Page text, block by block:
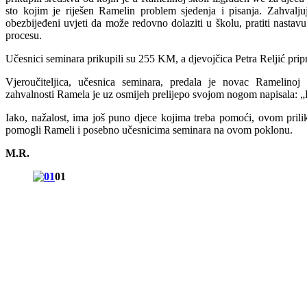
sto kojim je riješen Ramelin problem sjedenja i pisanja.
obezbijeđeni uvjeti da može redovno dolaziti u školu, pratiti
procesu.
Učesnici seminara prikupili su 255 KM, a djevojčica Petra Reljić
Vjeroučiteljica, učesnica seminara, predala je novac
zahvalnosti Ramela je uz osmijeh prelijepo svojom nogom
Iako, nažalost, ima još puno djece kojima treba pomoći, ovom
pomogli Rameli i posebno učesnicima seminara na ovom poklonu.
M.R.
01